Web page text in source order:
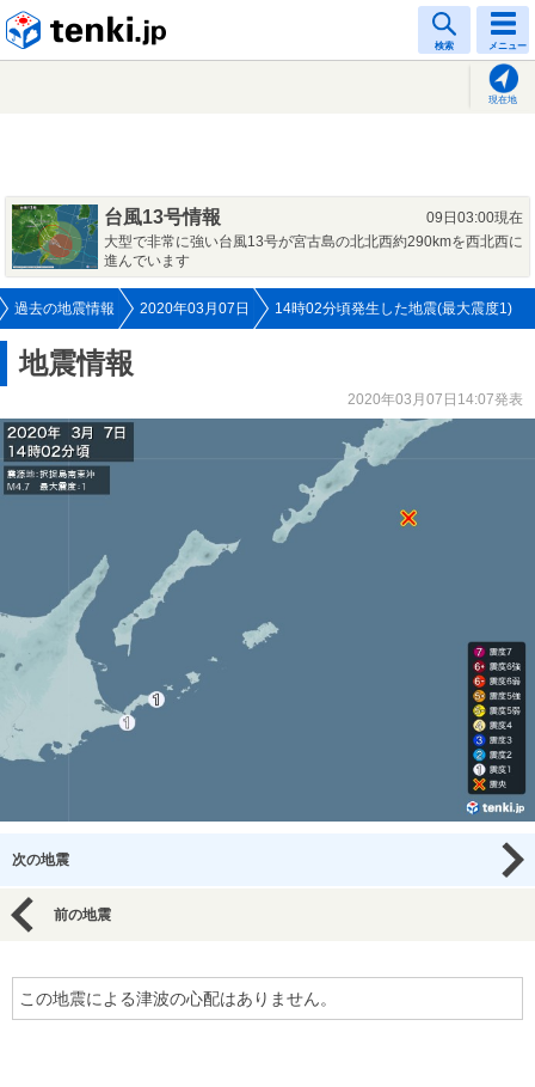
検索 メニュー
現在地
台風13号情報
09日03:00現在
大型で非常に強い台風13号が宮古島の北北西約290kmを西北西に
進んでいます
過去の地震情報 2020年03月07日 14時02分頃発生した地震(最大震度1)
地震情報
2020年03月07日14:07発表
次の地震
前の地震
この地震による津波の心配はありません。